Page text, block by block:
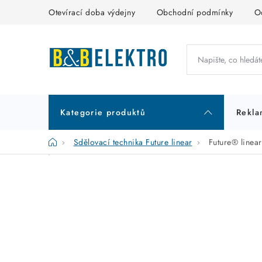
Otevírací doba výdejny Obchodní podmínky
Kategorie produktů
DomůSdělovací technika Future linear Future®
P